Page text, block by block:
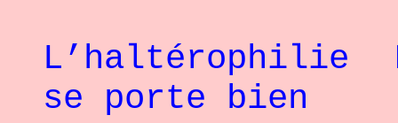
L’haltérophilie
se porte bien